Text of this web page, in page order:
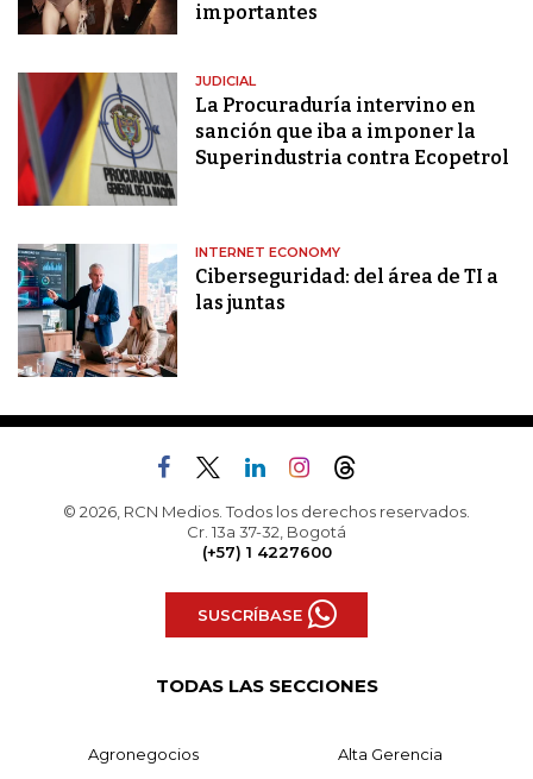
importantes
JUDICIAL
La Procuraduría intervino en
sanción que iba a imponer la
Superindustria contra Ecopetrol
INTERNET ECONOMY
Ciberseguridad: del área de TI a
las juntas
© 2026, RCN Medios. Todos los derechos reservados.
Cr. 13a 37-32, Bogotá
(+57) 1 4227600
SUSCRÍBASE
TODAS LAS SECCIONES
Agronegocios Alta Gerencia